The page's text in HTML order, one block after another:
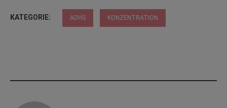
KATEGORIE: ADHS KONZENTRATION